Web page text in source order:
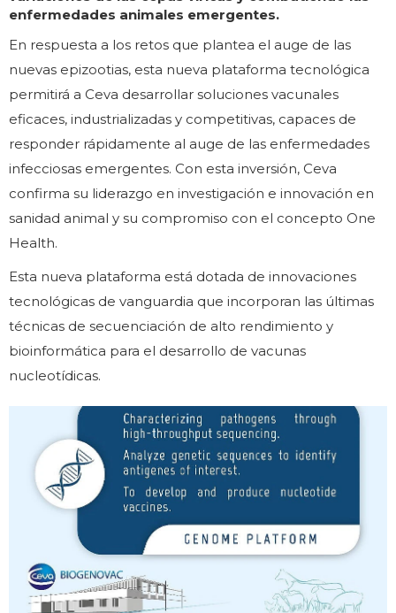
enfermedades animales emergentes.
En respuesta a los retos que plantea el auge de las
nuevas epizootias, esta nueva plataforma tecnológica
permitirá a Ceva desarrollar soluciones vacunales
eficaces, industrializadas y competitivas, capaces de
responder rápidamente al auge de las enfermedades
infecciosas emergentes. Con esta inversión, Ceva
confirma su liderazgo en investigación e innovación en
sanidad animal y su compromiso con el concepto One
Health.
Esta nueva plataforma está dotada de innovaciones
tecnológicas de vanguardia que incorporan las últimas
técnicas de secuenciación de alto rendimiento y
bioinformática para el desarrollo de vacunas
nucleotídicas.